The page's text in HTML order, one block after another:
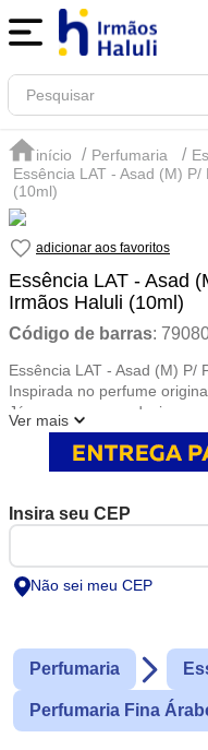
Pesquisar
Perfumaria
Essência LAT - Asad (M)
(10ml)
Essência LAT - Asad
Irmãos Haluli (10ml)
Código de barras:
Essência LAT - Asad (M) P/
Inspirada no perfume
Já pensou em produzir um
Aqui na Irmãos Haluli você
que são exclusivas para
Um Perfume Árabe é uma
Essas fragrâncias são
opulentas, que combinam
Ver mais
Não sei meu CEP
Perfumaria
Perfumaria Fina